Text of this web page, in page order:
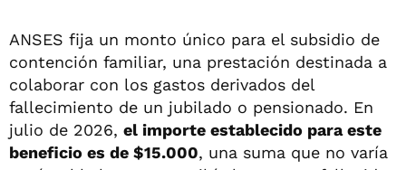
ANSES fija un monto único para el subsidio de
contención familiar, una prestación destinada a
colaborar con los gastos derivados del
fallecimiento de un jubilado o pensionado. En
julio de 2026, el importe establecido para este
beneficio es de $15.000, una suma que no varía